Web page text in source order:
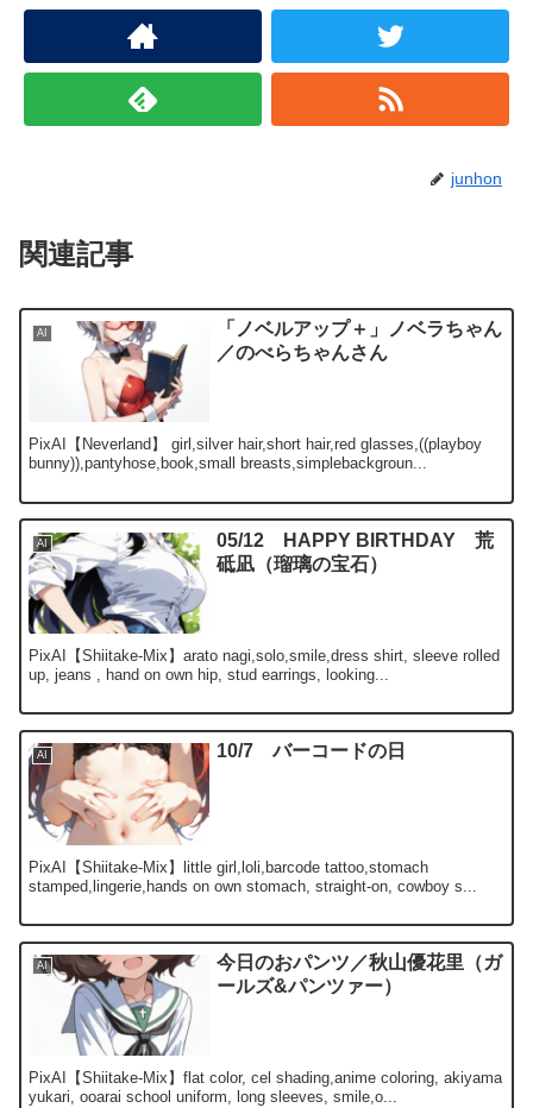
junhon
関連記事
AI
「ノベルアップ＋」ノベラちゃん
／のべらちゃんさん
PixAI【Neverland】 girl,silver hair,short hair,red glasses,((playboy
bunny)),pantyhose,book,small breasts,simplebackgroun...
AI
05/12 HAPPY BIRTHDAY 荒
砥凪（瑠璃の宝石）
PixAI【Shiitake-Mix】arato nagi,solo,smile,dress shirt, sleeve rolled
up, jeans , hand on own hip, stud earrings, looking...
AI 10/7 バーコードの日
PixAI【Shiitake-Mix】little girl,loli,barcode tattoo,stomach
stamped,lingerie,hands on own stomach, straight-on, cowboy s...
AI
今日のおパンツ／秋山優花里（ガ
ールズ&パンツァー）
PixAI【Shiitake-Mix】flat color, cel shading,anime coloring, akiyama
yukari, ooarai school uniform, long sleeves, smile,o...